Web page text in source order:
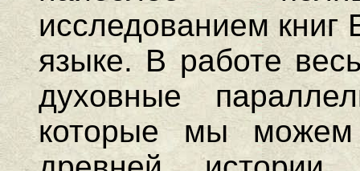
исследованием
языке. В работе
духовные
которые мы можем